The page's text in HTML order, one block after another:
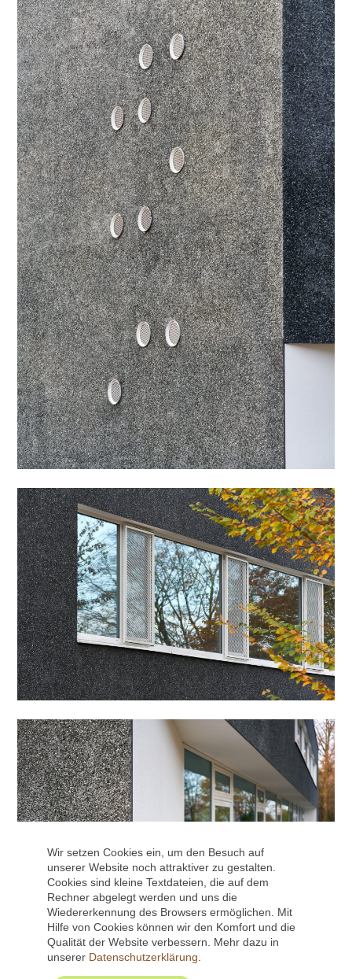
Wir setzen Cookies ein, um den Besuch auf
unserer Website noch attraktiver zu gestalten.
Cookies sind kleine Textdateien, die auf dem
Rechner abgelegt werden und uns die
Wiedererkennung des Browsers ermöglichen. Mit
Hilfe von Cookies können wir den Komfort und die
Qualität der Website verbessern. Mehr dazu in
unserer Datenschutzerklärung